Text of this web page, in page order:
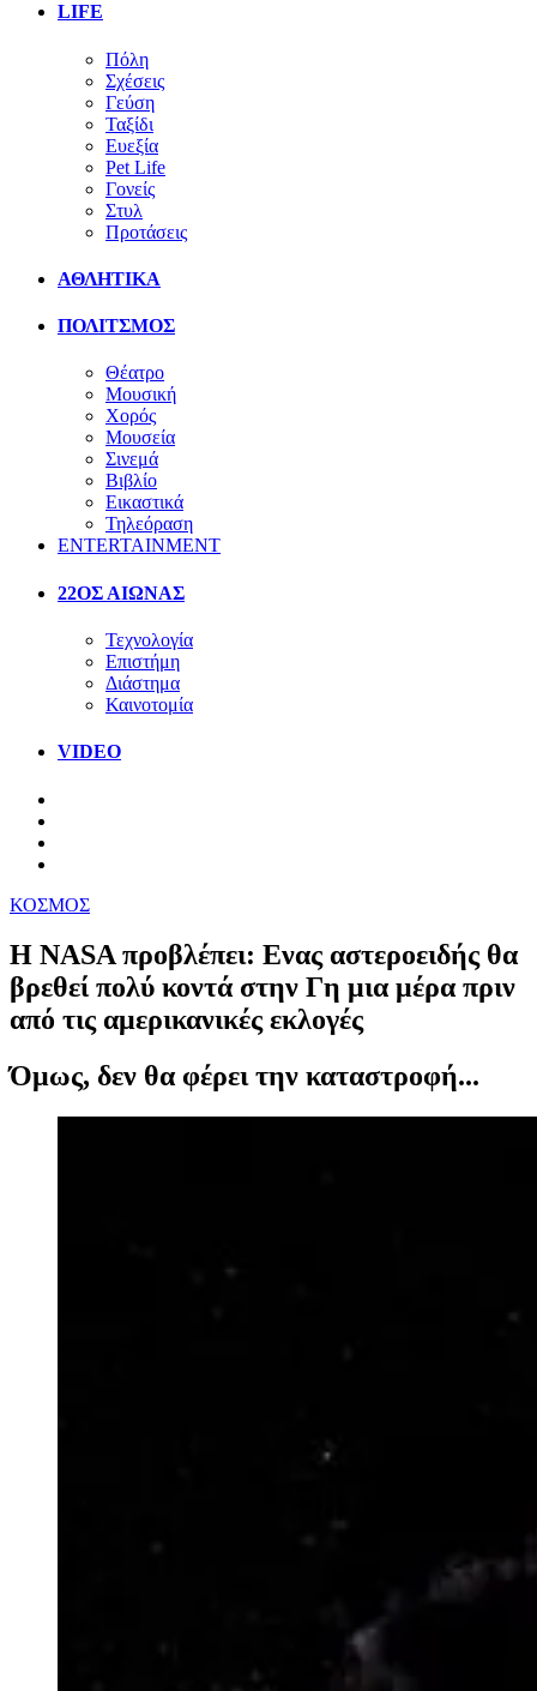
LIFE
Πόλη
Σχέσεις
Γεύση
Ταξίδι
Ευεξία
Pet Life
Γονείς
Στυλ
Προτάσεις
ΑΘΛΗΤΙΚΑ
ΠΟΛΙΤΣΜΟΣ
Θέατρο
Μουσική
Χορός
Μουσεία
Σινεμά
Βιβλίο
Εικαστικά
Τηλεόραση
ENTERTAINMENT
22ΟΣ ΑΙΩΝΑΣ
Τεχνολογία
Επιστήμη
Διάστημα
Καινοτομία
VIDEO
ΚΟΣΜΟΣ
Η NASA προβλέπει: Ενας αστεροειδής θα
βρεθεί πολύ κοντά στην Γη μια μέρα πριν
από τις αμερικανικές εκλογές
Όμως, δεν θα φέρει την καταστροφή...